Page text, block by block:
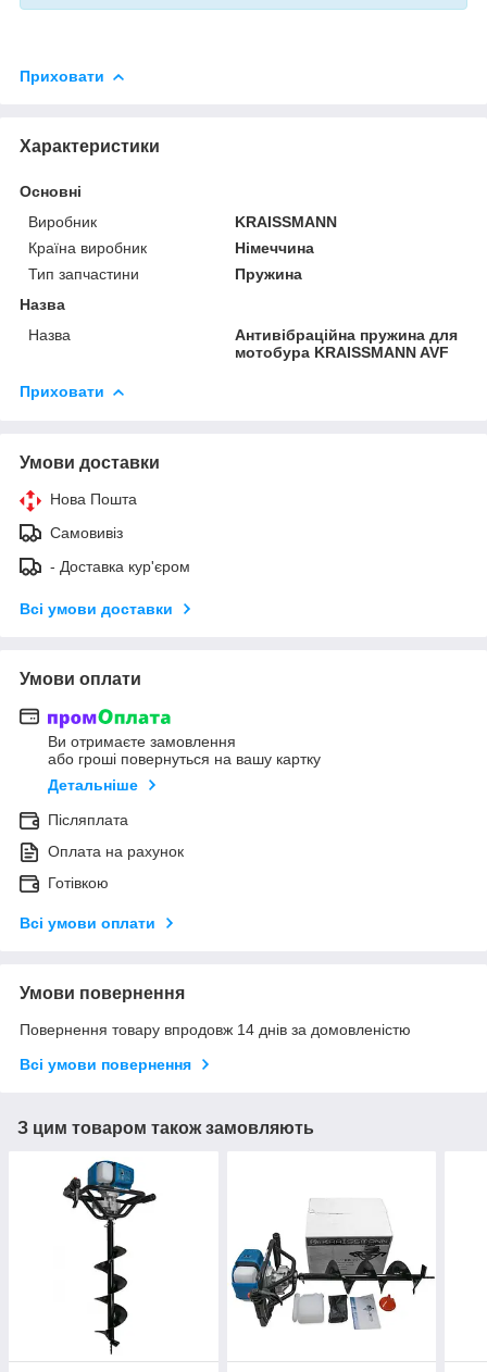
Приховати
Характеристики
Основні
Виробник
KRAISSMANN
Країна виробник
Німеччина
Тип запчастини
Пружина
Назва
Назва
Антивібраційна пружина для
мотобура KRAISSMANN AVF
Приховати
Умови доставки
Нова Пошта
Самовивіз
- Доставка кур'єром
Всі умови доставки
Умови оплати
Ви отримаєте замовлення
або гроші повернуться на вашу картку
Детальніше
Післяплата
Оплата на рахунок
Готівкою
Всі умови оплати
Умови повернення
Повернення товару впродовж 14 днів за домовленістю
Всі умови повернення
З цим товаром також замовляють